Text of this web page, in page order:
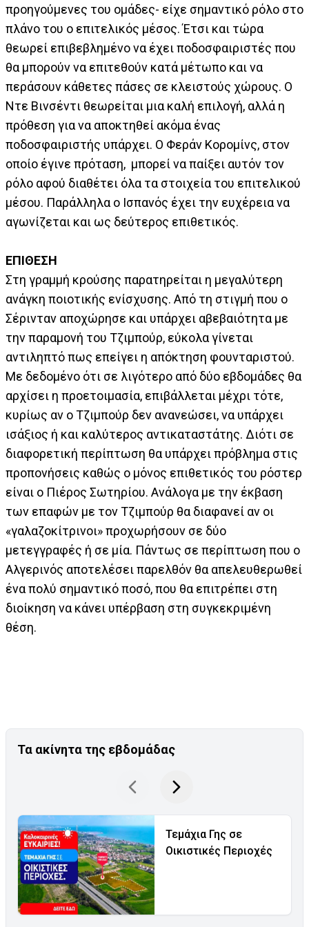
προηγούμενες του ομάδες- είχε σημαντικό ρόλο στο
πλάνο του ο επιτελικός μέσος. Έτσι και τώρα
θεωρεί επιβεβλημένο να έχει ποδοσφαιριστές που
θα μπορούν να επιτεθούν κατά μέτωπο και να
περάσουν κάθετες πάσες σε κλειστούς χώρους. Ο
Ντε Βινσέντι θεωρείται μια καλή επιλογή, αλλά η
πρόθεση για να αποκτηθεί ακόμα ένας
ποδοσφαιριστής υπάρχει. Ο Φεράν Κορομίνς, στον
οποίο έγινε πρόταση, μπορεί να παίξει αυτόν τον
ρόλο αφού διαθέτει όλα τα στοιχεία του επιτελικού
μέσου. Παράλληλα ο Ισπανός έχει την ευχέρεια να
αγωνίζεται και ως δεύτερος επιθετικός.
ΕΠΙΘΕΣΗ
Στη γραμμή κρούσης παρατηρείται η μεγαλύτερη
ανάγκη ποιοτικής ενίσχυσης. Από τη στιγμή που ο
Σέρινταν αποχώρησε και υπάρχει αβεβαιότητα με
την παραμονή του Τζιμπούρ, εύκολα γίνεται
αντιληπτό πως επείγει η απόκτηση φουνταριστού.
Με δεδομένο ότι σε λιγότερο από δύο εβδομάδες θα
αρχίσει η προετοιμασία, επιβάλλεται μέχρι τότε,
κυρίως αν ο Τζιμπούρ δεν ανανεώσει, να υπάρχει
ισάξιος ή και καλύτερος αντικαταστάτης. Διότι σε
διαφορετική περίπτωση θα υπάρχει πρόβλημα στις
προπονήσεις καθώς ο μόνος επιθετικός του ρόστερ
είναι ο Πιέρος Σωτηρίου. Ανάλογα με την έκβαση
των επαφών με τον Τζιμπούρ θα διαφανεί αν οι
«γαλαζοκίτρινοι» προχωρήσουν σε δύο
μετεγγραφές ή σε μία. Πάντως σε περίπτωση που ο
Αλγερινός αποτελέσει παρελθόν θα απελευθερωθεί
ένα πολύ σημαντικό ποσό, που θα επιτρέπει στη
διοίκηση να κάνει υπέρβαση στη συγκεκριμένη
θέση.
Τα ακίνητα της εβδομάδας
Τεμάχια Γης σε
Οικιστικές Περιοχές